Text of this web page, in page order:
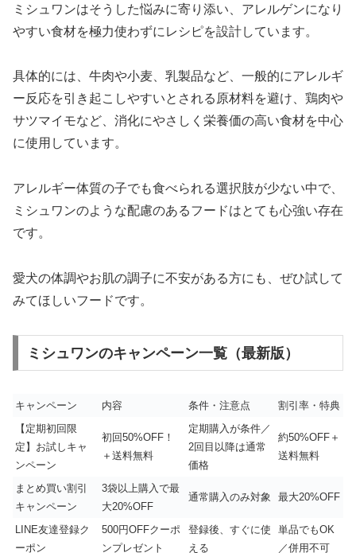
ミシュワンはそうした悩みに寄り添い、アレルゲンになり
やすい食材を極力使わずにレシピを設計しています。
具体的には、牛肉や小麦、乳製品など、一般的にアレルギ
ー反応を引き起こしやすいとされる原材料を避け、鶏肉や
サツマイモなど、消化にやさしく栄養価の高い食材を中心
に使用しています。
アレルギー体質の子でも食べられる選択肢が少ない中で、
ミシュワンのような配慮のあるフードはとても心強い存在
です。
愛犬の体調やお肌の調子に不安がある方にも、ぜひ試して
みてほしいフードです。
ミシュワンのキャンペーン一覧（最新版）
キャンペーン 内容 条件・注意点
割引率・特典
【定期初回限
定】お試しキャ
ンペーン
初回50%OFF！
＋送料無料
定期購入が条件／
2回目以降は通常
価格
約50%OFF＋
送料無料
まとめ買い割引
キャンペーン
3袋以上購入で最
大20%OFF
通常購入のみ対象 最大20%OFF
LINE友達登録ク
ーポン
500円OFFクーポ
ンプレゼント
登録後、すぐに使
える
単品でもOK
／併用不可